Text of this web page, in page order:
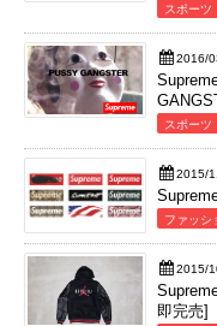
スポーツ
2016/
スポーツ
2015/
ファッシ
2015/
即完売]